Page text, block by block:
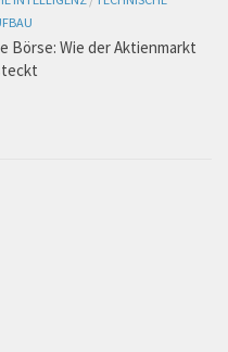
Börse: Wie der Aktienmarkt